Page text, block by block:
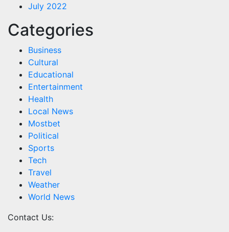
July 2022
Categories
Business
Cultural
Educational
Entertainment
Health
Local News
Mostbet
Political
Sports
Tech
Travel
Weather
World News
Contact Us: